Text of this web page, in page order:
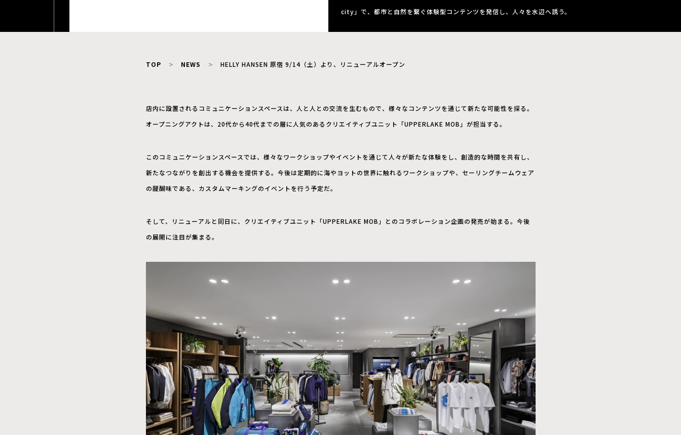
city」で、都市と自然を繋ぐ体験型コンテンツを発信し、人々を水辺へ誘う。
TOP NEWS HELLY HANSEN 原宿 9/14（土）より、リニューアルオープン
店内に設置されるコミュニケーションスペースは、人と人との交流を生むもので、様々なコンテンツを通じて新たな可能性を探る。
オープニングアクトは、20代から40代までの層に人気のあるクリエイティブユニット「UPPERLAKE MOB」が担当する。
このコミュニケーションスペースでは、様々なワークショップやイベントを通じて人々が新たな体験をし、創造的な時間を共有し、
新たなつながりを創出する機会を提供する。今後は定期的に海やヨットの世界に触れるワークショップや、セーリングチームウェア
の醍醐味である、カスタムマーキングのイベントを行う予定だ。
そして、リニューアルと同日に、クリエイティブユニット「UPPERLAKE MOB」とのコラボレーション企画の発売が始まる。今後
の展開に注目が集まる。